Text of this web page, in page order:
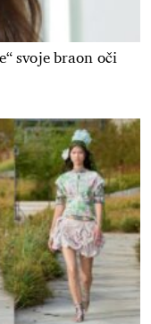
svoje braon oči